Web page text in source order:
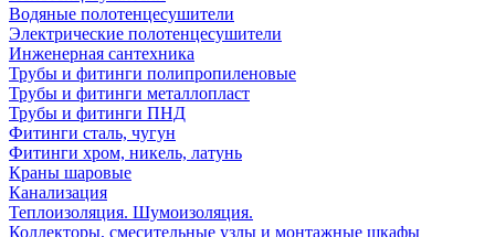
Водяные полотенцесушители
Электрические полотенцесушители
Инженерная сантехника
Трубы и фитинги полипропиленовые
Трубы и фитинги металлопласт
Трубы и фитинги ПНД
Фитинги сталь, чугун
Фитинги хром, никель, латунь
Краны шаровые
Канализация
Теплоизоляция. Шумоизоляция.
Коллекторы, смесительные узлы и монтажные шкафы